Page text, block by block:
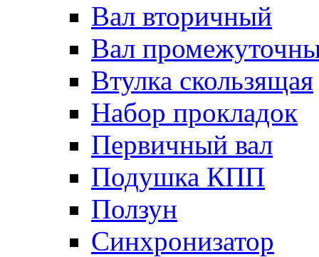
Вал вторичный
Вал
Втулка скользящая
Набор прокладок
Первичный вал
Подушка КПП
Ползун
Синхронизатор